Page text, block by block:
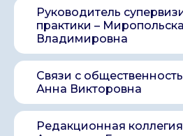
Руководитель
практики –
Владимировна
Связи с
Анна Викторовна
Редакционная
Контакты
Лицензия
Сведения об
Главная
Конфиденциальность